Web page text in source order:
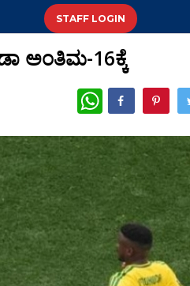
STAFF LOGIN
ಅಂತಿಮ-16ಕ್ಕೆ
WhatsApp